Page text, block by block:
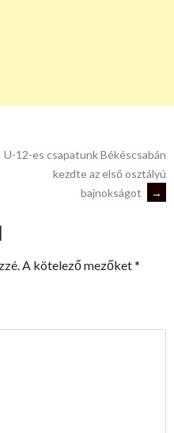
U-12-es csapatunk Békéscsabán
kezdte az első osztályú
bajnokságot
→
A kötelező mezőket*